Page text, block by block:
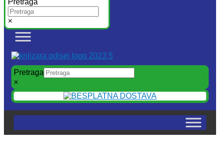
Pretraga
×
Pretraga
×